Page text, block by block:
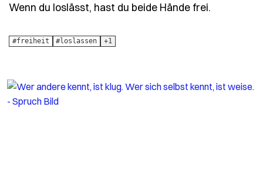
Wenn du loslässt, hast du beide Hände frei.
#freiheit #loslassen +1